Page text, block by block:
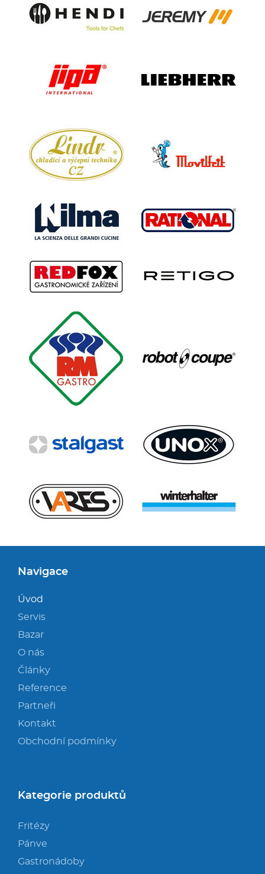
Navigace
Úvod
Servis
Bazar
O nás
Články
Reference
Partneři
Kontakt
Obchodní podmínky
Kategorie produktů
Fritézy
Pánve
Gastronádoby